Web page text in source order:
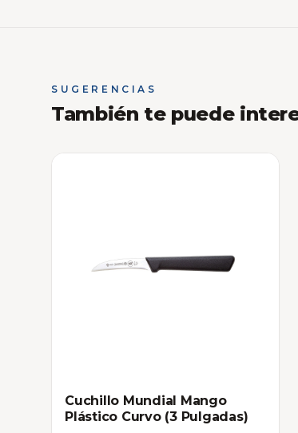
SUGERENCIAS
También te puede
Cuchillo Mundial Mango
Plástico Curvo (3 Pulgadas)